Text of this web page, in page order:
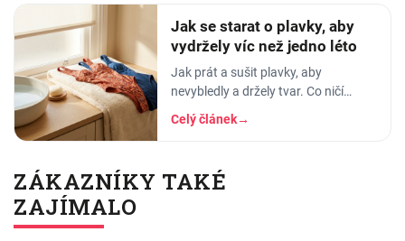
Jak se starat o plavky, aby
vydržely víc než jedno léto
Jak prát a sušit plavky, aby
nevybledly a držely tvar. Co ničí
elastan, proč plavky proplachovat a
tři nejčastější chyby v péči o plavky.
Celý článek→
ZÁKAZNÍKY TAKÉ
ZAJÍMALO